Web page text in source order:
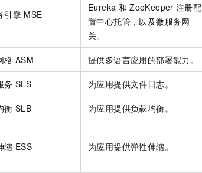
引擎 MSE
Eureka 和 ZooKeeper 注册配
置中心托管，以及微服务网
关。
格 ASM 提供多语言应用的部署能力。
务 SLS 为应用提供文件日志。
衡 SLB 为应用提供负载均衡。
缩 ESS 为应用提供弹性伸缩。